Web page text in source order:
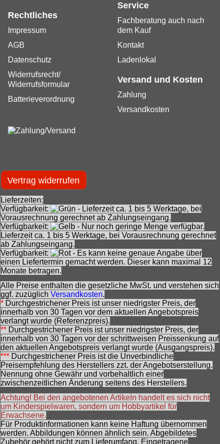
Service
Fachberatung auch nach
dem Kauf
Kontakt
Ladenlokal
Rechtliches
Impressum
AGB
Datenschutz
Widerrufsrecht/
Widerrufsformular
Batterieverordnung
Versand und Kosten
Zahlung
Versandkosten
Vertrag widerrufen
Lieferzeiten:
Verfügbarkeit:
- Lieferzeit ca. 1 bis 5 Werktage, bei
Vorausrechnung gerechnet ab Zahlungseingang.
Verfügbarkeit:
- Nur noch geringe Menge verfügbar.
Lieferzeit ca. 1 bis 5 Werktage, bei Vorausrechnung gerechnet
ab Zahlungseingang.
Verfügbarkeit:
- Es kann keine genaue Angabe über
einen Liefertermin gemacht werden. Dieser kann maximal 12
Monate betragen.
Alle Preise enthalten die gesetzliche MwSt. und verstehen sich
ggf. zuzüglich Versandkosten.
* Durchgestrichener Preis ist unser niedrigster Preis, der
innerhalb von 30 Tagen vor dem aktuellen Angebotspreis
verlangt wurde (Referenzpreis).
** Durchgestrichener Preis ist unser niedrigster Preis, der
innerhalb von 30 Tagen vor der schrittweisen Preissenkung auf
den aktuellen Angebotspreis verlangt wurde (Ausgangspreis).
*** Durchgestrichener Preis ist die Unverbindliche
Preisempfehlung des Herstellers zzt. der Angebotserstellung.
Nennung ohne Gewähr und vorbehaltlich einer
zwischenzeitlichen Änderung seitens des Herstellers.
Achtung! Bei den angebotenen Artikeln handelt es sich nicht
um Kinderspielwaren, sondern um Hobbyartikel für
Erwachsene.
Für Produktinformationen kann keine Haftung übernommen
werden. Abbildungen können ähnlich sein. Abgebildetes
Zubehör gehört nicht zum Lieferumfang. Eingetragene